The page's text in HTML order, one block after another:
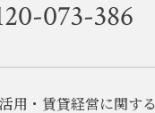
073-386
用・賃貸経営に関する